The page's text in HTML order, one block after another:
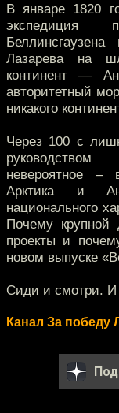
В январе 1820
экспедиция
Лазарева на
континент —
авторитетный
никакого
Через 100 с
невероятное –
Арктика и
национального
Почему
проекты и
новом выпуске
Сиди и смотри.
Канал За победу